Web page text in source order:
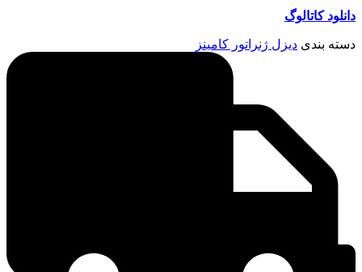
دانلود کاتالوگ
دسته بندی دیزل ژنراتور کامینز